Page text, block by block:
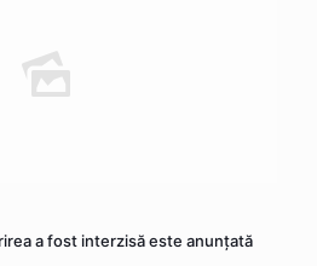
a fost interzisă este anunțată